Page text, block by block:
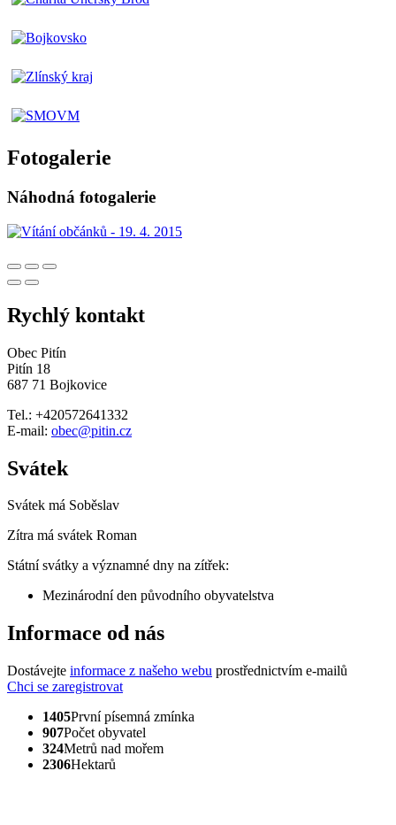
Fotogalerie
Náhodná fotogalerie
Rychlý kontakt
Obec Pitín
Pitín 18
687 71 Bojkovice
Tel.: +420572641332
E-mail: obec@pitin.cz
Svátek
Svátek má Soběslav
Zítra má svátek Roman
Státní svátky a významné dny na zítřek:
Mezinárodní den původního obyvatelstva
Informace od nás
Dostávejte informace z našeho webu prostřednictvím e-mailů
Chci se zaregistrovat
1405První písemná zmínka
907Počet obyvatel
324Metrů nad mořem
2306Hektarů